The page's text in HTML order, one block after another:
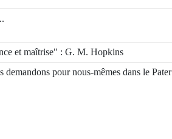
et maîtrise" : G. M. Hopkins
demandons pour nous-mêmes dans le Pater